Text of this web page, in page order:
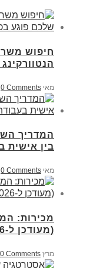
חיפוש
מאי 11th, 2026 0 Comments
המדריך
בין אישית
מאי 4th, 2026 0 Comments
מכירות:
(מעודכן ל-2026) | משה גרימברג
מרץ 4th, 2026 0 Comments